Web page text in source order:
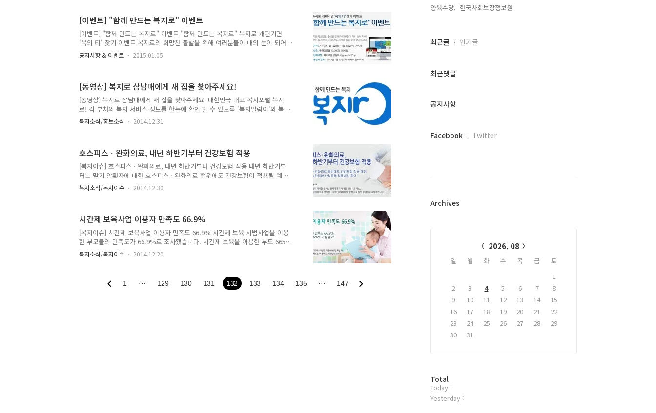
만 2,000명 근로자에게 9,071억원을 지원했다고 합니다. 관련하여 복지부는 "소
규모 사업장의 저임금근로자를 대상으로 연금보험료 지원을 강화해 국민연금 사
각지대 해소를 위해 지속적으로 노력해 나갈 계획"이라고 밝혔습니다. 더 자세한
내용을..
[이벤트] "함께 만드는 복지로" 이벤트
[이벤트] "함께 만드는 복지로" 이벤트 "함께 만드는 복지로" 복지로 개편기면
'옥의 티' 찾기 이벤트 복지로의 희망찬 출발을 위해 여러분들이 매의 눈이 되어
개편된 복지로의 오타/오류/개선점 등을 함께 찾아주세요! 추첨을 통해 100분께
문화상품권을 드립니다. 복지로를 응원하시는 누구나 참여 가능하니, 많은 분들
공지사항 & 이벤트 2015.01.05
[동영상] 복지로 삼남매에게 새 집을 찾아주세요!
[동영상] 복지로 삼남매에게 새 집을 찾아주세요! 대한민국 대표 복지포털 복지
로! 각 부처의 복지 서비스 정보를 한눈에 확인 할 수 있도록 '복지알림이'와 복
지서비스 온라인 신청, 우리동네 시설찾기 등의 실생활 중심의 복지정보를 제공
하는 대한민국 대표 복지포털 '복지로'를 영상으로 소개해 드립니다. 내게 필요
복지소식/홍보소식 2014.12.31
호스피스ㆍ완화의료, 내년 하반기부터 건강보험 적용
[복지이슈] 호스피스ㆍ완화의료, 내년 하반기부터 건강보험 적용 내년 하반기부
터는 말기 암환자에 대한 호스피스ㆍ완화의료 행위에도 건강보험이 적용될 예정
입니다. 보건복지부는 19일 제20차 건강보험정책심의위원회를 개최하고, 완화의
료 건강보험 수가 적용 방향을 보고하는 동시에 중증 심장ㆍ뇌혈관질환 산정특
부담이 되는 간병, 상급병실료(일부), 선택진료비를 급여화하고 완화의료에서 중
요한 통증관리, 상담을 강화할 수 있는 방안으로 수가를 개발하게 된다고 합니
다. 아울러 건강보험정책심의위원회는 4대 중증질환 보장강화 계획에 따라 내년
2월부터 심장ㆍ뇌혈관질환의 산정특..
복지소식/복지이슈 2014.12.30
시간제 보육사업 이용자 만족도 66.9%
[복지이슈] 시간제 보육사업 이용자 만족도 66.9% 시간제 보육 시범사업을 이용
한 부모들의 만족도가 66.9%로 조사됐습니다. 시간제 보육을 이용한 부모 665
명을 대상으로 지난 9월부터 최근까지 설문조사를 실시한 결과입니다. 시간제 보
육에 대해 '만족한다' 혹은 '매우 만족한다'고 답한 응답자의 비율이 전체의
필요한 시간 만큼 보육 서비스를 이용하는 방식으로 운영됩니다. 부모의 맞벌이
여부 등에 따라 '기본형'과 '맞벌이형'으로 구분되는데, 월 40시간에서 최대 80시
복지소식/복지이슈 2014.12.20
1 ··· 129 130 131 132 133 134 135 ··· 147
양육수당, 한국사회보장정보원,
최
과
글
최근글 인기글
최근댓글
공지사항
페
플
Facebook Twitter
Archives
2026. 08
일 월 화 수 목 금
토
1
2
3 4 5 6 7
8
9
10 11 12 13 14
15
16
17 18 19 20 21
22
23
24 25 26 27 28
29
30
31
방
문
자
Total
Today :
Yesterday :